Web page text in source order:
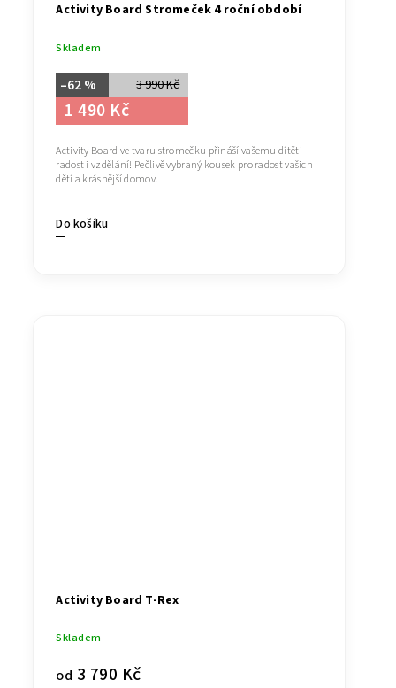
Activity Board Stromeček 4 roční období
Skladem
3 990 Kč
–62 %
1 490 Kč
Do košíku
Activity Board ve tvaru stromečku přináší vašemu dítěti
radost i vzdělání! Pečlivě vybraný kousek pro radost vašich
dětí a krásnější domov.
Activity Board T-Rex
Skladem
od 3 790 Kč